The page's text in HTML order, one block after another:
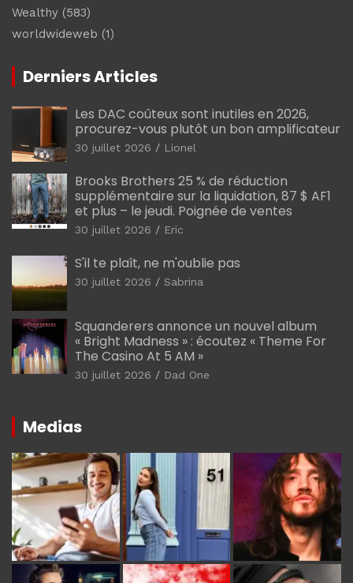
Wealthy (583)
worldwideweb (1)
Derniers Articles
Les DAC coûteux sont inutiles en 2026,
procurez-vous plutôt un bon amplificateur
30 juillet 2026 Lionel
Brooks Brothers 25 % de réduction
supplémentaire sur la liquidation, 87 $ AF1
et plus – le jeudi. Poignée de ventes
30 juillet 2026 Eric
S'il te plaît, ne m'oublie pas
30 juillet 2026 Sabrina
Squanderers annonce un nouvel album
« Bright Madness » : écoutez « Theme For
The Casino At 5 AM »
30 juillet 2026 Dad One
Medias